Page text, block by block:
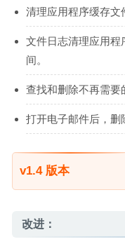
清理应用程序缓存文
文件日志清理应用程
间。
查找和删除不再需要
打开电子邮件后，删
v1.4 版本
改进：